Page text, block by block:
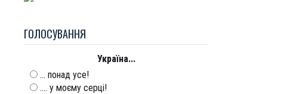
ГОЛОСУВАННЯ
Україна...
... понад усе!
.... у моєму серці!